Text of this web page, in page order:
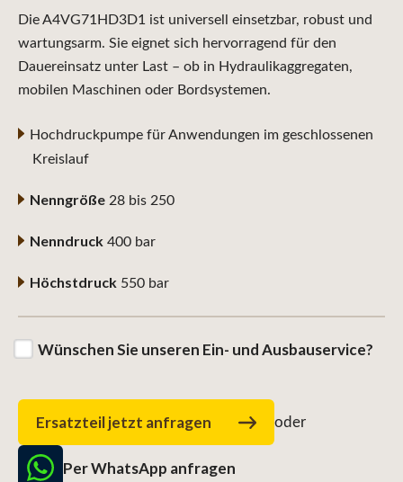
Die A4VG71HD3D1 ist universell einsetzbar, robust und
wartungsarm. Sie eignet sich hervorragend für den
Dauereinsatz unter Last – ob in Hydraulikaggregaten,
mobilen Maschinen oder Bordsystemen.
Hochdruckpumpe für Anwendungen im geschlossenen
Kreislauf
Nenngröße 28 bis 250
Nenndruck 400 bar
Höchstdruck 550 bar
Wünschen Sie unseren Ein- und Ausbauservice?
Ersatzteil jetzt anfragen oder
Per WhatsApp anfragen